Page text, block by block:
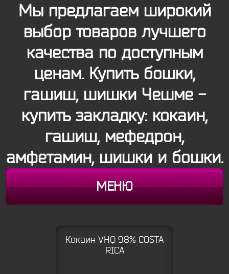
Мы предлагаем широкий
выбор товаров лучшего
качества по доступным
ценам. Купить бошки,
гашиш, шишки Чешме -
купить закладку: кокаин,
гашиш, мефедрон,
амфетамин, шишки и бошки.
МЕНЮ
Кокаин VHQ 98% COSTA
RICA